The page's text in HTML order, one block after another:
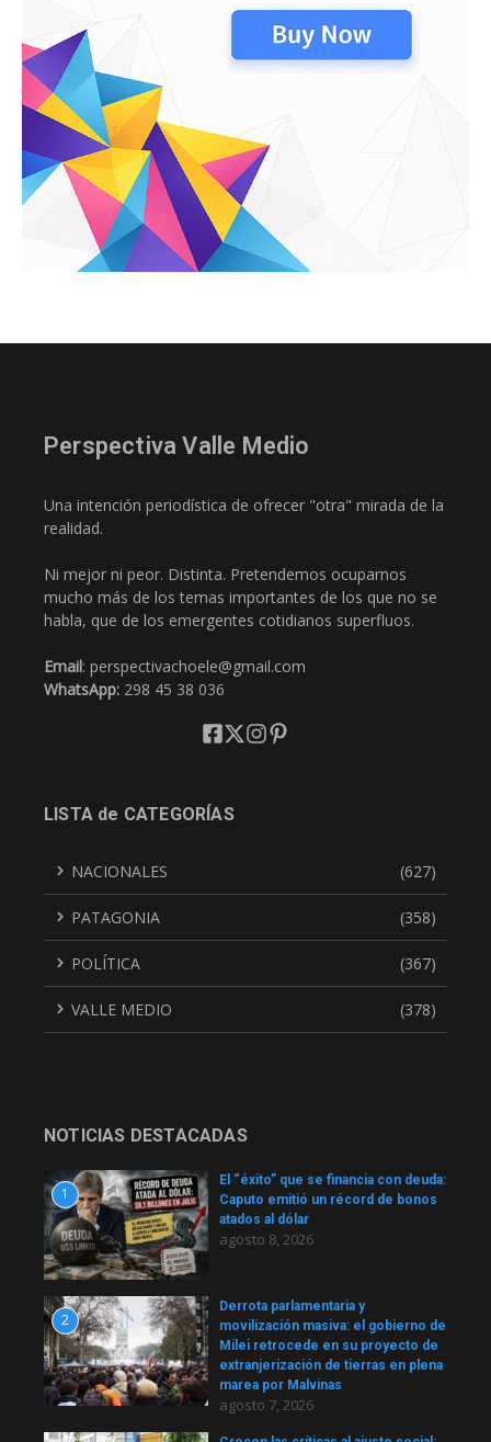
Perspectiva Valle Medio
Una intención periodística de ofrecer "otra" mirada de la
realidad.
Ni mejor ni peor. Distinta. Pretendemos ocuparnos
mucho más de los temas importantes de los que no se
habla, que de los emergentes cotidianos superfluos.
Email: perspectivachoele@gmail.com
WhatsApp: 298 45 38 036
LISTA de CATEGORÍAS
NACIONALES (627)
PATAGONIA (358)
POLÍTICA (367)
VALLE MEDIO (378)
NOTICIAS DESTACADAS
1
El “éxito” que se financia con deuda:
Caputo emitió un récord de bonos
atados al dólar
agosto 8, 2026
2
Derrota parlamentaria y
movilización masiva: el gobierno de
Milei retrocede en su proyecto de
extranjerización de tierras en plena
marea por Malvinas
agosto 7, 2026